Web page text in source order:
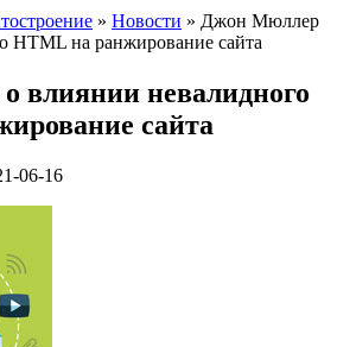
» Новости » Джон Мюллер
HTML на ранжирование сайта
влиянии невалидного
сайта
06-16